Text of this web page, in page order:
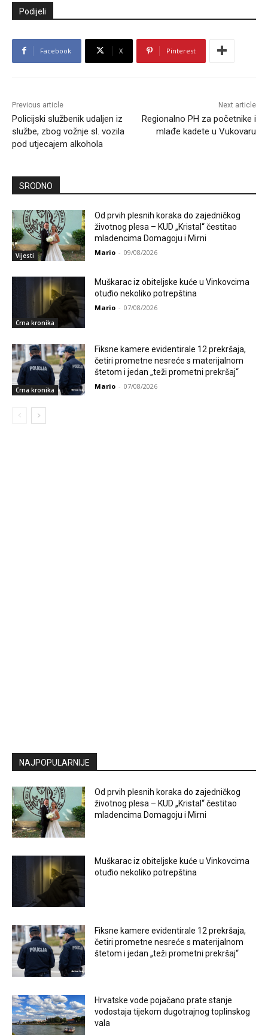
Podijeli
Facebook X Pinterest
Previous article
Policijski službenik udaljen iz
službe, zbog vožnje sl. vozila
pod utjecajem alkohola
Next article
Regionalno PH za početnike i
mlađe kadete u Vukovaru
SRODNO
Vijesti
Od prvih plesnih koraka do zajedničkog
životnog plesa – KUD „Kristal“ čestitao
mladencima Domagoju i Mirni
Mario - 09/08/2026
Crna kronika
Muškarac iz obiteljske kuće u Vinkovcima
otuđio nekoliko potrepština
Mario - 07/08/2026
Crna kronika
Fiksne kamere evidentirale 12 prekršaja,
četiri prometne nesreće s materijalnom
štetom i jedan „teži prometni prekršaj“
Mario - 07/08/2026
NAJPOPULARNIJE
Od prvih plesnih koraka do zajedničkog
životnog plesa – KUD „Kristal“ čestitao
mladencima Domagoju i Mirni
Muškarac iz obiteljske kuće u Vinkovcima
otuđio nekoliko potrepština
Fiksne kamere evidentirale 12 prekršaja,
četiri prometne nesreće s materijalnom
štetom i jedan „teži prometni prekršaj“
Hrvatske vode pojačano prate stanje
vodostaja tijekom dugotrajnog toplinskog
vala